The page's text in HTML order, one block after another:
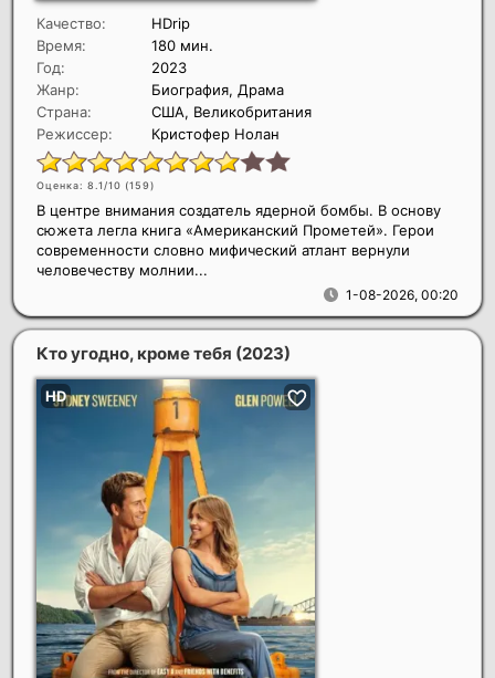
Качество:
HDrip
Время:
180 мин.
Год:
2023
Жанр:
Биография, Драма
Страна:
США, Великобритания
Режиссер:
Кристофер Нолан
Оценка: 8.1/10 (159)
1-08-2026, 00:20
В центре внимания создатель ядерной бомбы. В основу
сюжета легла книга «Американский Прометей». Герои
современности словно мифический атлант вернули
человечеству молнии...
Кто угодно, кроме тебя (2023)